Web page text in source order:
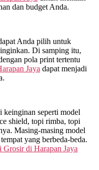
dan budget Anda.
Anda pilih untuk
Di samping itu,
pola print tertentu
Jaya dapat menjadi
keinginan seperti model
shield, topi rimba, topi
Masing-masing model
yang berbeda-beda.
Grosir di Harapan Jaya